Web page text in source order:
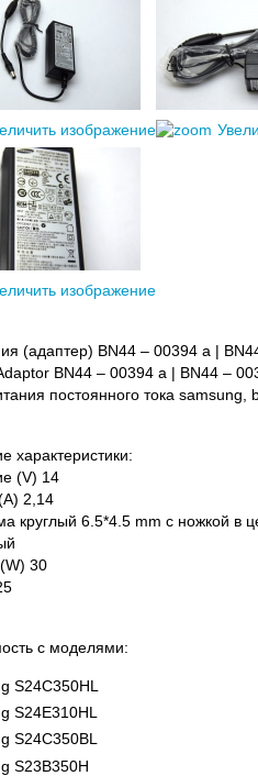
изображение
изображение
(адаптер) BN44 – 00394 a |
BN44 – 00394 a | BN44 –
постоянного тока
характеристики:
(V) 14
2,14
круглый 6.5*4.5 mm с ножкой в
30
с моделями:
S24C350HL
S24E310HL
S24C350BL
S23B350H